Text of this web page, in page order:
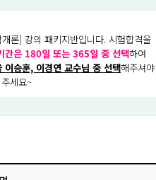
론] 강의 패키지반입니다. 시험합격을
간은 180일 또는 365일 중 선택하여
이승훈, 이경연 교수님 중 선택해주셔야
세요~